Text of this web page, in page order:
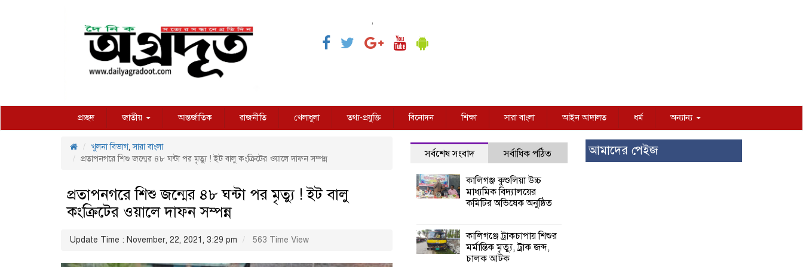
,
প্রচ্ছদ জাতীয় আন্তর্জাতিক রাজনীতি খেলাধুলা তথ্য-প্রযুক্তি বিনোদন শিক্ষা সারা বাংলা আইন আদালত ধর্ম অন্যান্য
খুলনা বিভাগ,সারা বাংলা
প্রতাপনগরে শিশু জন্মের ৪৮ ঘন্টা পর মৃত্যু ! ইট বালু কংক্রিটের ওয়ালে দাফন সম্পন্ন
প্রতাপনগরে শিশু জন্মের ৪৮ ঘন্টা পর মৃত্যু ! ইট বালু
কংক্রিটের ওয়ালে দাফন সম্পন্ন
Update Time : November, 22, 2021, 3:29 pm 563 Time View
সর্বশেষ সংবাদ সর্বাধিক পঠিত
কালিগঞ্জ কুশুলিয়া উচ্চ
মাধ্যমিক বিদ্যালয়ের
কমিটির অভিষেক অনুষ্ঠিত
কালিগঞ্জে ট্রাকচাপায় শিশুর
মর্মান্তিক মৃত্যু, ট্রাক জব্দ,
চালক আটক
আমাদের পেইজ